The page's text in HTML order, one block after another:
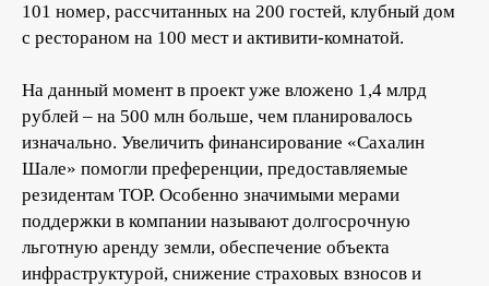
101 номер, рассчитанных на 200 гостей, клубный дом
с рестораном на 100 мест и активити-комнатой.
На данный момент в проект уже вложено 1,4 млрд
рублей – на 500 млн больше, чем планировалось
изначально. Увеличить финансирование «Сахалин
Шале» помогли преференции, предоставляемые
резидентам ТОР. Особенно значимыми мерами
поддержки в компании называют долгосрочную
льготную аренду земли, обеспечение объекта
инфраструктурой, снижение страховых взносов и